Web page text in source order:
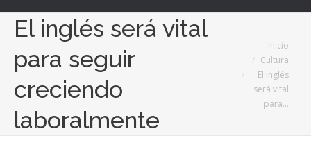
El inglés será vital
para seguir
creciendo
laboralmente
Estás aquí:Inicio
Cultura
El inglés
será vital
para…